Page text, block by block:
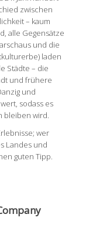
zwischen
– kaum
alle Gegensätze
und die
laden
Städte – die
und frühere
und
sodass es
bleiben wird.
wer
Landes und
guten Tipp.